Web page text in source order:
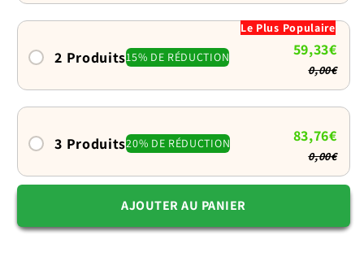
chien
Séché
un
après
le
bain
chien
Séché
un
après
le
bain
2 Produits15% DE RÉDUCTION
Le Plus Populaire
59,33€
0,00€
3 Produits20% DE RÉDUCTION 83,76€
0,00€
AJOUTER AU PANIER